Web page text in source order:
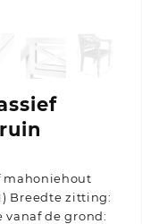
mahoniehout
Breedte zitting:
de grond: